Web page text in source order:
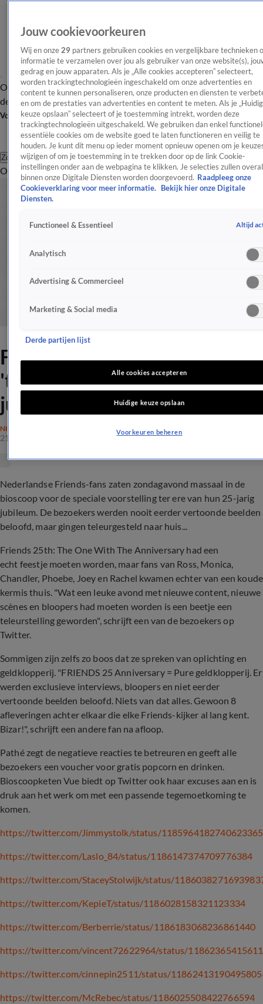
OverzichtAfleveringen Entertainment TV Algemeen
Tip
de redactieNieuwsbrief
Volg Shownieuws
Zoeken
OverzichtEntertainmentSpraakmakendRealityCrimeVideo's
Friends-fans woest om
'teleurstellende'
jubileumspecial
NIEUWS
21 okt 2019, 14:14
Nederlandse Friends-fans zaten zondagavond massaal in de
bioscoop voor de speciale voorstelling ter ere van hun 25-jarig
jubileum. De bezoekers werden nooit eerder vertoonde beelden
beloofd, maar gingen teleurgesteld naar huis...
Friends 25th: The One With The Anniversary had een
echt feestje moeten worden, maar fans van Ross, Monica,
Chandler, Phoebe, Joey en Rachel kwamen echter van een koude
kermis thuis. "Wat een leuke avond met nieuwe content, nieuwe
scènes en bloopers had moeten worden is een beetje een
teleurstelling geworden", schrijft een van de bezoekers op
Twitter.
Sommigen zijn zelfs zo boos dat ze spreken van oplichting en
geldklopperij. "FRIENDS 25 Anniversary = Pure geldklopperij. Er
werden exclusieve interviews, bloopers en niet eerder
vertoonde beelden beloofd. Niets van dat alles. Gewoon 8
afleveringen achter elkaar die elke Friends-kijker al lang kent.
Bizar!", schrijft een andere fan na afloop.
Pathé zegt de negatieve reacties te betreuren en geeft alle
bezoekers een voucher voor gratis popcorn en drinken.
Bioscoopketen Vue biedt op Twitter ook haar excuses aan en is
druk aan het werk om met een passende tegemoetkoming te
komen.
https://twitter.com/Jimmystolk/status/1185964182740623365
https://twitter.com/Laslo_84/status/1186147374709776384
https://twitter.com/StaceyStolwijk/status/
https://twitter.com/KepieT/status/1186028158321123334
https://twitter.com/Berberrie/status/1186183068236861440
https://twitter.com/vincent72622964/status/
https://twitter.com/cinnepin2511/status/
https://twitter.com/McRebec/status/1186025508422766594
Jouw cookievoorkeuren
Wij en onze 29 partners gebruiken cookies en vergelijkbare technieken
informatie te verzamelen over jou als gebruiker van onze website(s),
gedrag en jouw apparaten. Als je „Alle cookies accepteren” selecteert,
worden trackingtechnologieën ingeschakeld om onze advertenties en
content te kunnen personaliseren, onze producten en diensten te
en om de prestaties van advertenties en content te meten. Als je
keuze opslaan” selecteert of je toestemming intrekt, worden deze
trackingtechnologieën uitgeschakeld. We gebruiken dan enkel
essentiële cookies om de website goed te laten functioneren en veilig te
houden. Je kunt dit menu op ieder moment opnieuw openen om je
wijzigen of om je toestemming in te trekken door op de link Cookie-
instellingen onder aan de webpagina te klikken. Je selecties zullen overal
binnen onze Digitale Diensten worden doorgevoerd. Raadpleeg onze
Cookieverklaring voor meer informatie.
Bekijk hier onze Digitale
Diensten.
Functioneel & Essentieel Altijd
Analytisch
Advertising & Commercieel
Marketing & Social media
Derde partijen lijst
Alle cookies accepteren
Huidige keuze opslaan
Voorkeuren beheren